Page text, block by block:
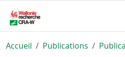
Accueil Publications